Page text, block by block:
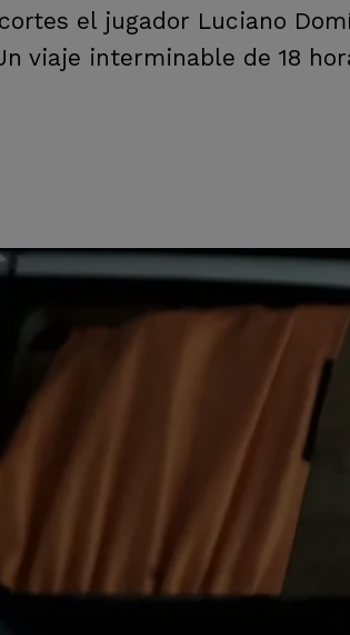
el jugador Luciano
viaje interminable de 18